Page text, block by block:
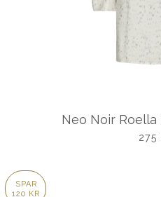
Neo Noir Roella
275
SPAR
120 KR